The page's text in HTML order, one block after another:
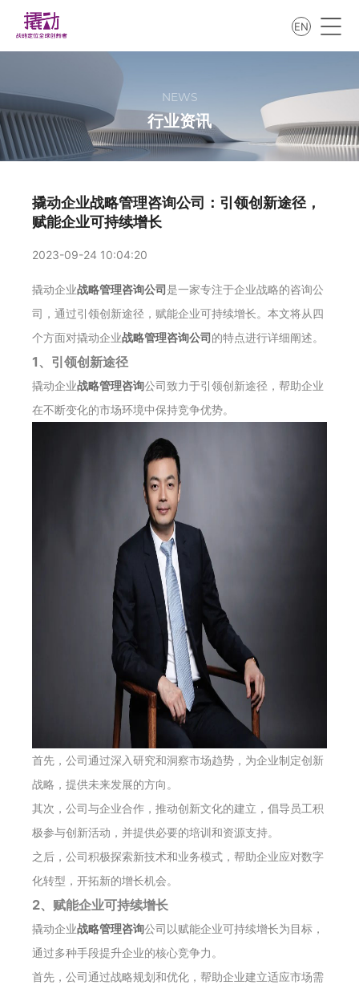
EN
NEWS
行业资讯
撬动企业战略管理咨询公司：引领创新途径，
赋能企业可持续增长
2023-09-24 10:04:20
撬动企业战略管理咨询公司是一家专注于企业战略的咨询公
司，通过引领创新途径，赋能企业可持续增长。本文将从四
个方面对撬动企业战略管理咨询公司的特点进行详细阐述。
1、引领创新途径
撬动企业战略管理咨询公司致力于引领创新途径，帮助企业
在不断变化的市场环境中保持竞争优势。
首先，公司通过深入研究和洞察市场趋势，为企业制定创新
战略，提供未来发展的方向。
其次，公司与企业合作，推动创新文化的建立，倡导员工积
极参与创新活动，并提供必要的培训和资源支持。
之后，公司积极探索新技术和业务模式，帮助企业应对数字
化转型，开拓新的增长机会。
2、赋能企业可持续增长
撬动企业战略管理咨询公司以赋能企业可持续增长为目标，
通过多种手段提升企业的核心竞争力。
首先，公司通过战略规划和优化，帮助企业建立适应市场需